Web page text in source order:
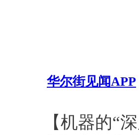
华尔街见闻APP
【机器的“